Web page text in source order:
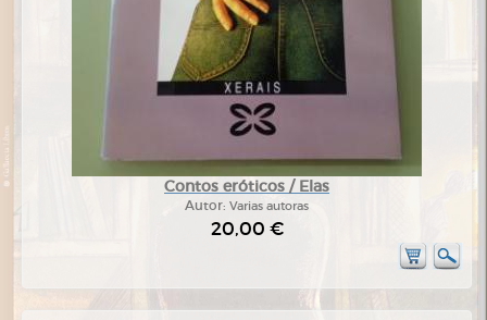
Contos eróticos / Elas
Autor: Varias autoras
20,00 €